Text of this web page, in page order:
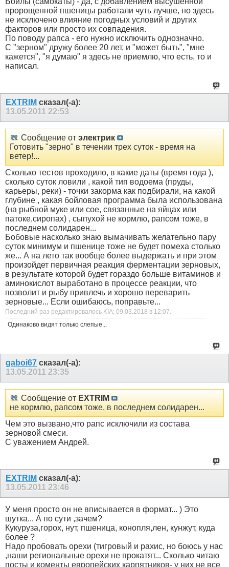
пророщенной пшеницы работали чуть лучше, но здесь
не исключено влияние погодных условий и других
факторов или просто их совпадения.
По поводу рапса - его нужно исключить однозначно.
С "зерном" дружу более 20 лет, и "может быть", "мне
кажется", "я думаю" я здесь не приемлю, что есть, то и
написал.
EXTRIM сказал(-а):
13.05.2011 22:53
Сообщение от электрик
Готовить "зерно" в течении трех суток - время на
ветер!...
Сколько тестов проходило, в какие даты (время года ),
сколько суток ловили , какой тип водоема (пруды,
карьеры, реки) - точки закорма как подбирали, на какой
глубине , какая бойловая программа была использована
(на рыбной муке или сое, связанные на яйцах или
патоке,сиропах) , сыпухой не кормлю, рапсом тоже, в
последнем солидарен...
Бобовые насколько знаю вымачивать желательно пару
суток минимум и пшенице тоже не будет помеха столько
же... А на лето так вообще более выдержать и при этом
произойдет первичная реакция ферментации зерновых,
в результате которой будет гораздо больше витаминов и
аминокислот выработано в процессе реакции, что
позволит и рыбу привлечь и хорошо переварить
зерновые... Если ошибаюсь, поправьте...
Последний раз редактировалось KIA; 09.03.2018 в 12:07.
Одинаково видят только слепые...
gaboi67 сказал(-а):
13.05.2011 23:35
Сообщение от EXTRIM
не кормлю, рапсом тоже, в последнем солидарен...
Чем это вызвано,что рапс исключили из состава
зерновой смеси.
С уважением Андрей.
EXTRIM сказал(-а):
13.05.2011 23:46
У меня просто он не вписывается в формат... ) Это
шутка... А по сути ,зачем?
Кукуруза,горох, нут, пшеница, конопля,лен, кунжут, куда
более ?
Надо пробовать орехи (тигровый и рахис, но боюсь у нас
,наши региональные орехи не прокатят... Сколько читаю
посты и коменты европейских карпятников- у них не все